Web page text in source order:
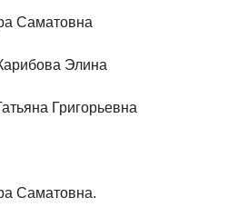
Саматовна
Элина
Григорьевна
Саматовна.